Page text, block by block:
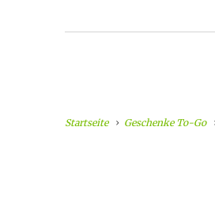
Startseite Geschenke To-Go